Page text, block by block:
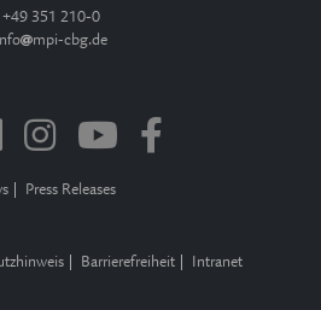
+49 351 210-0
mpi-cbg.de
Press Releases
Barrierefreiheit Intranet